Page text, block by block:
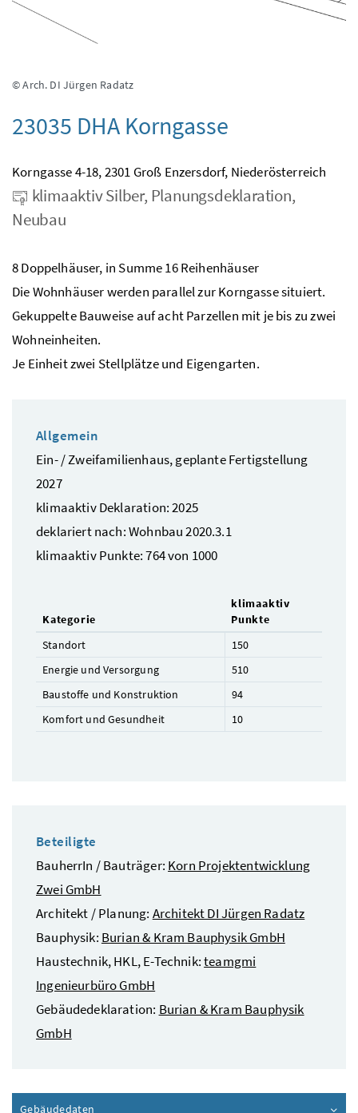
© Arch. DI Jürgen Radatz
23035 DHA Korngasse
Korngasse 4-18, 2301 Groß Enzersdorf, Niederösterreich
klimaaktiv Silber, Planungsdeklaration,
Neubau
8 Doppelhäuser, in Summe 16 Reihenhäuser
Die Wohnhäuser werden parallel zur Korngasse situiert.
Gekuppelte Bauweise auf acht Parzellen mit je bis zu zwei
Wohneinheiten.
Je Einheit zwei Stellplätze und Eigengarten.
Allgemein
Ein- / Zweifamilienhaus, geplante Fertigstellung
2027
klimaaktiv Deklaration: 2025
deklariert nach: Wohnbau 2020.3.1
klimaaktiv Punkte: 764 von 1000
Kategorie
klimaaktiv
Punkte
Standort
150
Energie und Versorgung
510
Baustoffe und Konstruktion
94
Komfort und Gesundheit
10
Beteiligte
BauherrIn / Bauträger: Korn Projektentwicklung
Zwei GmbH
Architekt / Planung: Architekt DI Jürgen Radatz
Bauphysik: Burian & Kram Bauphysik GmbH
Haustechnik, HKL, E-Technik:teamgmi
Ingenieurbüro GmbH
Gebäudedeklaration: Burian & Kram Bauphysik
GmbH
Gebäudedaten